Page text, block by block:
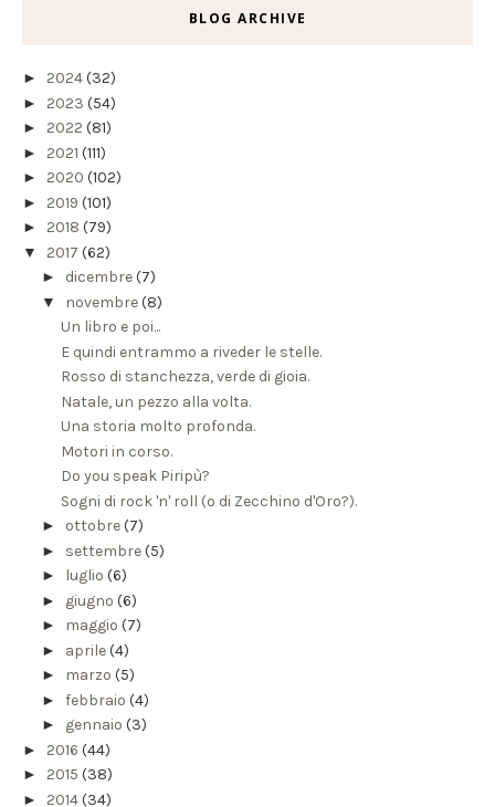
BLOG ARCHIVE
► 2024(32)
► 2023 (54)
► 2022 (81)
► 2021 (111)
► 2020 (102)
► 2019 (101)
► 2018 (79)
▼ 2017 (62)
► dicembre(7)
▼ novembre(8)
Un libro e poi...
E quindi entrammo a riveder le stelle.
Rosso di stanchezza, verde di gioia.
Natale, un pezzo alla volta.
Una storia molto profonda.
Motori in corso.
Do you speak Piripù?
Sogni di rock 'n' roll (o di Zecchino d'Oro?).
► ottobre(7)
► settembre(5)
► luglio (6)
► giugno (6)
► maggio (7)
► aprile(4)
► marzo (5)
► febbraio (4)
► gennaio (3)
► 2016 (44)
► 2015 (38)
► 2014(34)